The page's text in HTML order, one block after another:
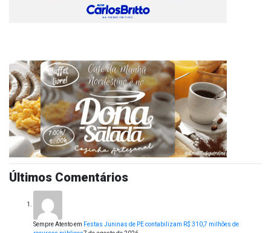
Últimos Comentários
Sempre Atentoem Festas Juninas de PE contabilizam R$ 310,7 milhões de